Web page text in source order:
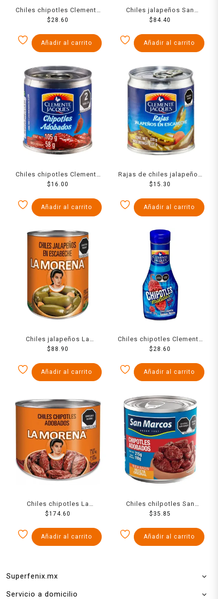
Chiles chipotles Clemente
Jacques dulces adobados
$ 28.60
Añadir al carrito
Chiles jalapeños San
Marcos en escabeche 2.8
$ 84.40
Añadir al carrito
Chiles chipotles Clemente
Jacques adobados 105 g
$16.00
Añadir al carrito
Rajas de chiles jalapeños
Clemente Jacques en
$15.30
Añadir al carrito
Chiles jalapeños La
Morena en escabeche 2.8
$ 88.90
Añadir al carrito
Chiles chipotles Clemente
Jacques adobados
$28.60
Añadir al carrito
Chiles chipotles La
Morena adobados 1.97 Kg
$174.60
Añadir al carrito
Chiles chilpotles San
Marcos adobados 215 g
$ 35.85
Añadir al carrito
Superfenix.mx
Servicio a domicilio